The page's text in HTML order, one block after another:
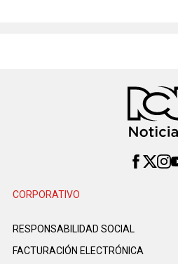
CORPORATIVO
RESPONSABILIDAD SOCIAL
FACTURACIÓN ELECTRÓNICA